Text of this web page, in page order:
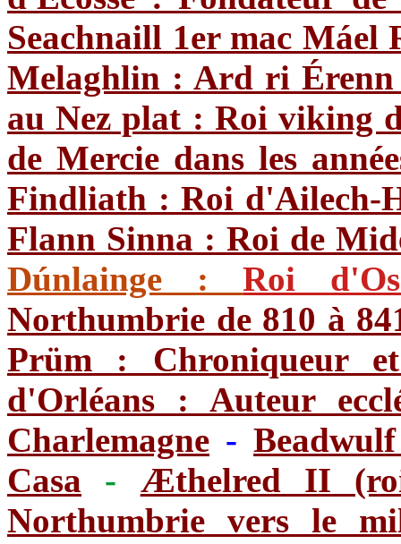
Seachnaill 1er mac
Melaghlin : Ard ri Érenn
au Nez plat : Roi viking
de Mercie dans les
Findliath : Roi d'Ailech-
Flann Sinna : Roi de
Dúnlainge :Roi
Northumbrie de 810 à
Prüm : Chroniqueur et
d'Orléans : Auteur
Charlemagne -
Casa
- Æthelred II
Northumbrie vers le